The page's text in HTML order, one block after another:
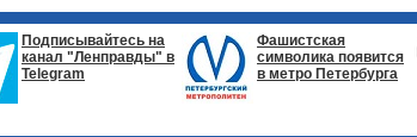
Подписывайтесь на
канал "Ленправды" в
Telegram
Фашистская
символика появится
в метро Петербурга